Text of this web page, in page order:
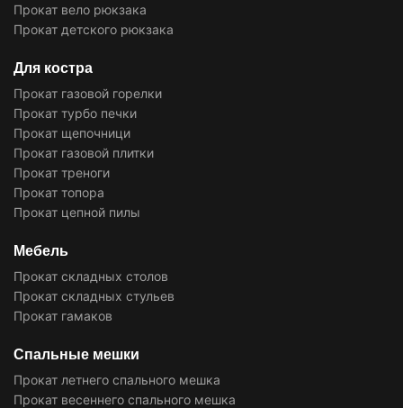
Прокат вело рюкзака
Прокат детского рюкзака
Для костра
Прокат газовой горелки
Прокат турбо печки
Прокат щепочници
Прокат газовой плитки
Прокат треноги
Прокат топора
Прокат цепной пилы
Мебель
Прокат складных столов
Прокат складных стульев
Прокат гамаков
Спальные мешки
Прокат летнего спального мешка
Прокат весеннего спального мешка